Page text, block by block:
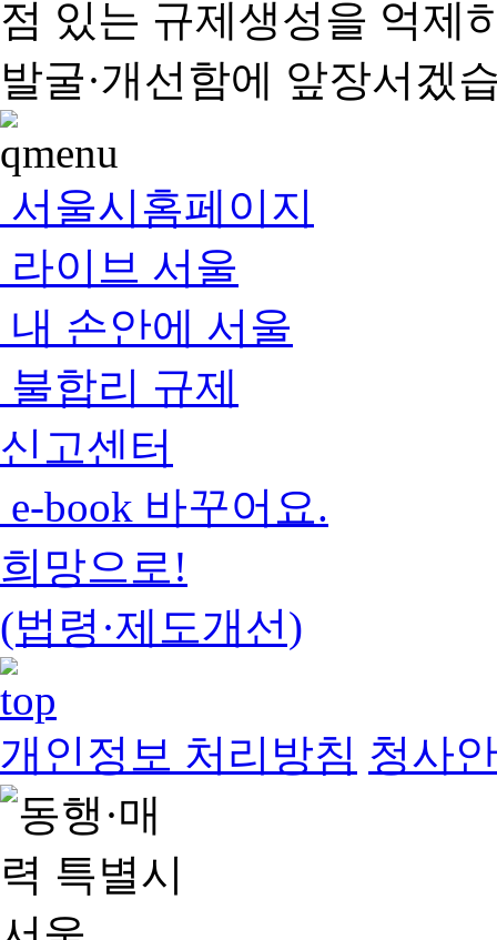
점 있는 규제생성을 억제
발굴·개선함에 앞장서겠
서울시홈페이지
라이브 서울
내 손안에 서울
불합리 규제
신고센터
e-book 바꾸어요.
희망으로!
(법령·제도개선)
개인정보 처리방침 청사